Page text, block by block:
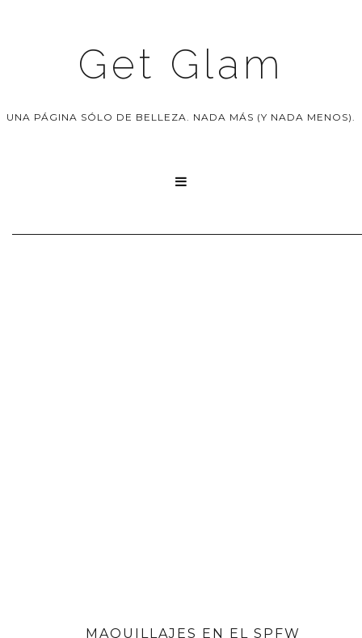
Get Glam
UNA PÁGINA SÓLO DE BELLEZA. NADA MÁS (Y NADA MENOS).

MAQUILLAJES EN EL SPFW